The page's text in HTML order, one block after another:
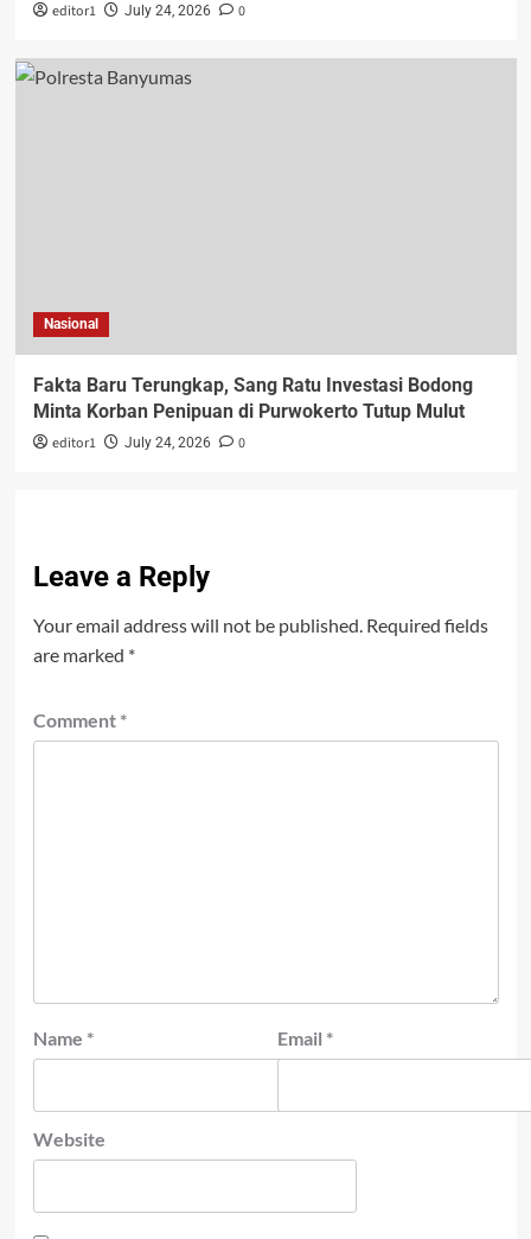
editor1 July 24, 2026 0
Nasional
Fakta Baru Terungkap, Sang Ratu Investasi Bodong
Minta Korban Penipuan di Purwokerto Tutup Mulut
editor1 July 24, 2026 0
Leave a Reply
Your email address will not be published. Required fields
are marked *
Comment *
Name * Email *
Website